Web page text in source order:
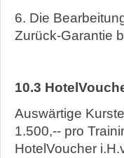
6. Die
Zurück-Garantie
10.3
Auswärtige
1.500,-- pro
HotelVoucher